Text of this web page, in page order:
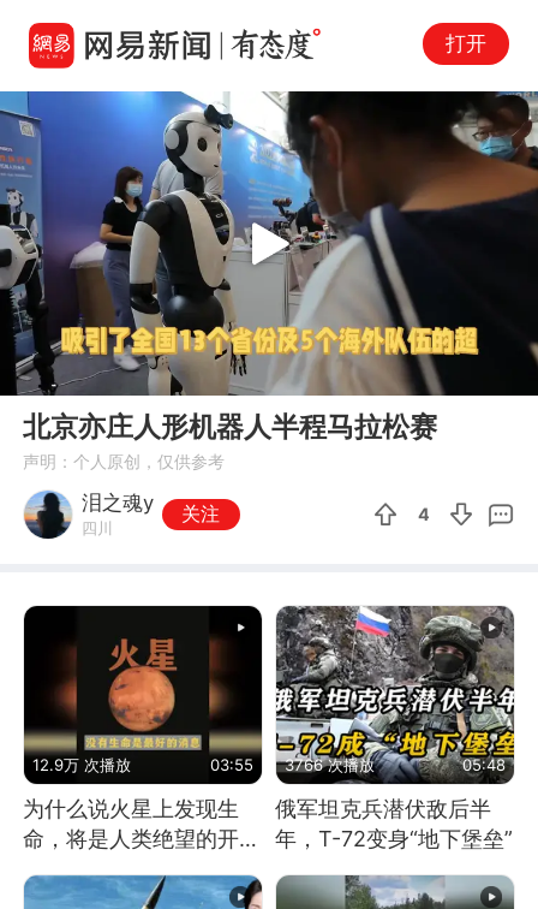
打开
00:00 01:11
Play
北京亦庄人形机器人半程马拉松赛
声明：个人原创，仅供参考
泪之魂y
四川
关注 4
12.9万 次播放 03:55
为什么说火星上发现生
命，将是人类绝望的开
3766 次播放 05:48
俄军坦克兵潜伏敌后半
年，T-72变身“地下堡垒”